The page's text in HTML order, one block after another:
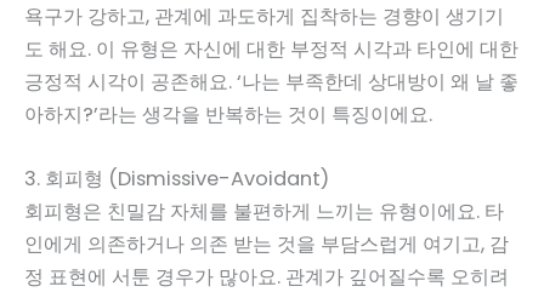
욕구가 강하고, 관계에 과도하게 집착하는 경향이 생기기
도 해요. 이 유형은 자신에 대한 부정적 시각과 타인에 대한
긍정적 시각이 공존해요. ‘나는 부족한데 상대방이 왜 날 좋
아하지?’라는 생각을 반복하는 것이 특징이에요.
3. 회피형 (Dismissive-Avoidant)
회피형은 친밀감 자체를 불편하게 느끼는 유형이에요. 타
인에게 의존하거나 의존 받는 것을 부담스럽게 여기고, 감
정 표현에 서툰 경우가 많아요. 관계가 깊어질수록 오히려